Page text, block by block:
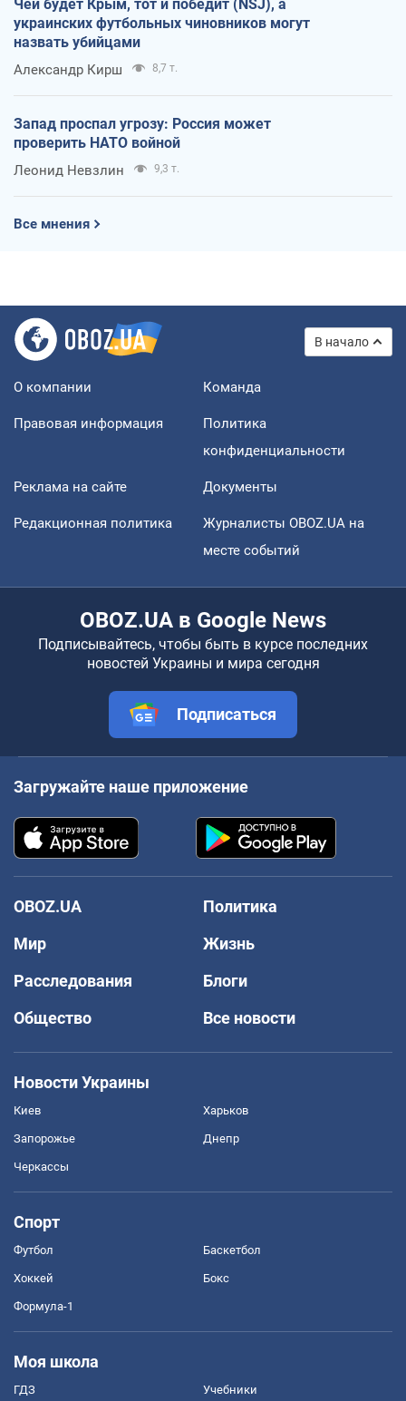
Чей будет Крым, тот и победит (NSJ), а
украинских футбольных чиновников могут
назвать убийцами
Александр Кирш 8,7 т.
Запад проспал угрозу: Россия может
проверить НАТО войной
Леонид Невзлин 9,3 т.
Все мнения
В начало
О компании Команда
Правовая информация
Политика
конфиденциальности
Реклама на сайте Документы
Редакционная политика
Журналисты OBOZ.UA на
месте событий
OBOZ.UA в Google News
Подписывайтесь, чтобы быть в курсе последних
новостей Украины и мира сегодня
Подписаться
Загружайте наше приложение
OBOZ.UA
Политика
Мир
Жизнь
Расследования
Блоги
Общество
Все новости
Новости Украины
Киев Харьков
Запорожье Днепр
Черкассы
Спорт
Футбол Баскетбол
Хоккей Бокс
Формула-1
Моя школа
ГДЗ Учебники